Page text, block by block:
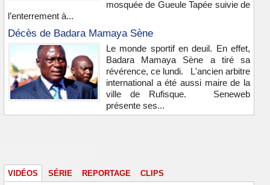
mosquée de Gueule Tapée suivie de
l’enterrement à...
Décès de Badara Mamaya Sène
Le monde sportif en deuil. En effet,
Badara Mamaya Sène a tiré sa
révérence, ce lundi. L'ancien arbitre
international a été aussi maire de la
ville de Rufisque. Seneweb
présente ses...
VIDÉOS SÉRIE REPORTAGE CLIPS